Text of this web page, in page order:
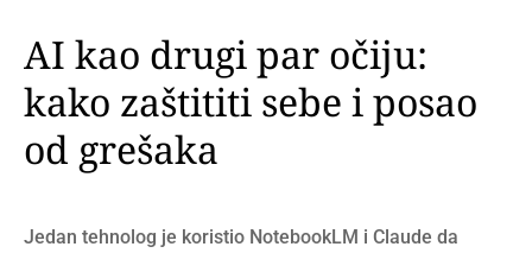
PRETPLATI SE
AI kao drugi par očiju:
kako zaštititi sebe i posao
od grešaka
Jedan tehnolog je koristio NotebookLM i Claude da